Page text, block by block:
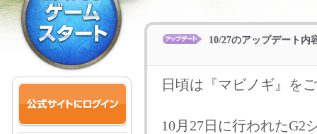
10/27のアップデート内
日頃は『マビノギ』を
10月27日に行われたG2